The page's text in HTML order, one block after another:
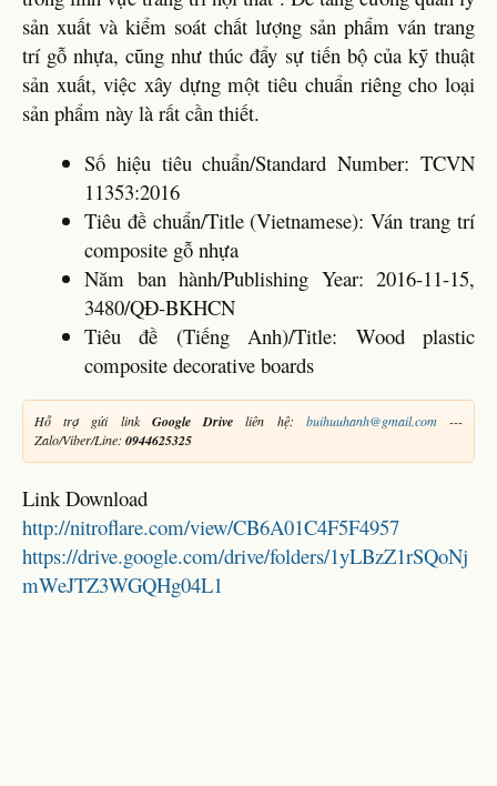
sản xuất và kiểm soát chất lượng sản phẩm ván trang
trí gỗ nhựa, cũng như thúc đẩy sự tiến bộ của kỹ thuật
sản xuất, việc xây dựng một tiêu chuẩn riêng cho loại
sản phẩm này là rất cần thiết.
Số hiệu tiêu chuẩn/Standard Number: TCVN
11353:2016
Tiêu đề chuẩn/Title (Vietnamese): Ván trang trí
composite gỗ nhựa
Năm ban hành/Publishing Year: 2016-11-15,
3480/QĐ-BKHCN
Tiêu đề (Tiếng Anh)/Title: Wood plastic
composite decorative boards
Hỗ trợ gửi link Google Drive liên hệ: buihuuhanh@gmail.com---
Zalo/Viber/Line: 0944625325
Link Download
http://nitroflare.com/view/CB6A01C4F5F4957
https://drive.google.com/drive/folders/1yLBzZ1rSQoNj
mWeJTZ3WGQHg04L1